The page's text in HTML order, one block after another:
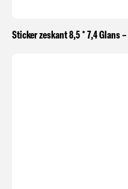
Sticker zeskant 8,5 * 7,4 Glans